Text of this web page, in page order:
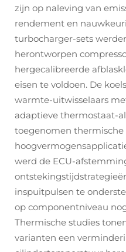
zijn op naleving van
rendement en
turbocharger-sets
herontworpen
hergecalibreerde
eisen te voldoen. De
warmte-uitwisselaars
adaptieve thermostaat-
toegenomen thermische
werd de ECU-
inspuitpulsen te
op componentniveau
Thermische studies
varianten een